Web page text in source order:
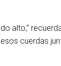
cuerdas